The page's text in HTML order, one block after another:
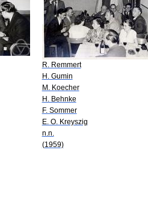
R. Remmert
H. Gumin
M. Koecher
H. Behnke
F. Sommer
E. O. Kreyszig
n.n.
(1959)